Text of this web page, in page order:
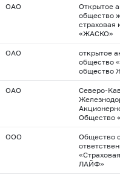
ОАО
Открытое
общество
страховая
«ЖАСКО»
ОАО
открытое
общество
общество
ОАО
Северо-
Общество
ООО
Общество
ЛАЙФ»